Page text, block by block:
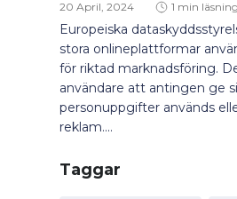
20 April, 2024 1 min läsning
Europeiska
stora onlineplattformar
för riktad marknadsföring.
användare att antingen ge
personuppgifter används
reklam....
Taggar